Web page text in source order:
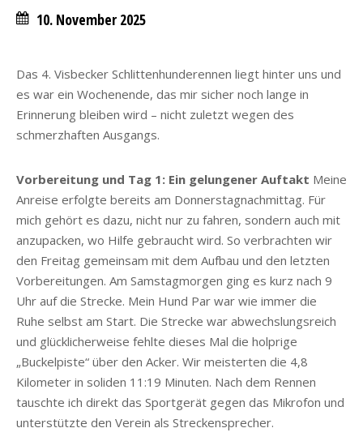
10. November 2025
Das 4. Visbecker Schlittenhunderennen liegt hinter uns und
es war ein Wochenende, das mir sicher noch lange in
Erinnerung bleiben wird – nicht zuletzt wegen des
schmerzhaften Ausgangs.
Vorbereitung und Tag 1: Ein gelungener Auftakt Meine
Anreise erfolgte bereits am Donnerstagnachmittag. Für
mich gehört es dazu, nicht nur zu fahren, sondern auch mit
anzupacken, wo Hilfe gebraucht wird. So verbrachten wir
den Freitag gemeinsam mit dem Aufbau und den letzten
Vorbereitungen. Am Samstagmorgen ging es kurz nach 9
Uhr auf die Strecke. Mein Hund Par war wie immer die
Ruhe selbst am Start. Die Strecke war abwechslungsreich
und glücklicherweise fehlte dieses Mal die holprige
„Buckelpiste“ über den Acker. Wir meisterten die 4,8
Kilometer in soliden 11:19 Minuten. Nach dem Rennen
tauschte ich direkt das Sportgerät gegen das Mikrofon und
unterstützte den Verein als Streckensprecher.